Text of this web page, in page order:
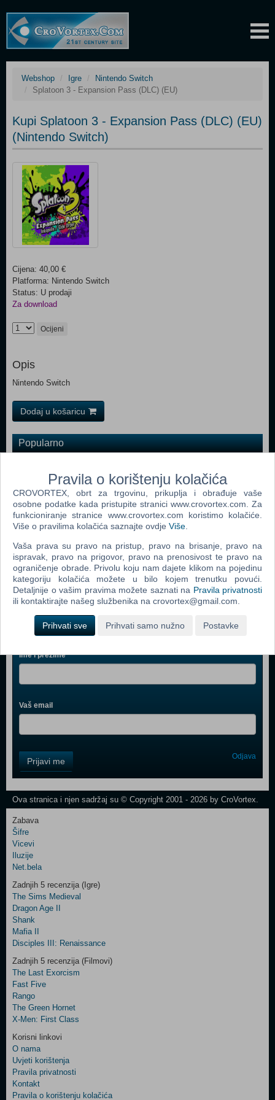
Webshop Igre
Nintendo Switch
Splatoon 3 - Expansion Pass (DLC) (EU)
Kupi Splatoon 3 - Expansion Pass (DLC) (EU)
(Nintendo Switch)
Cijena: 40,00 €
Platforma: Nintendo Switch
Status: U prodaji
Za download
Ocijeni
Opis
Nintendo Switch
Dodaj u košaricu
Popularno
Super Mario Odyssey (N) (Nintendo Switch)
Arms (N) (Nintendo Switch)
LEGO City Undercover (UK/DK) (N) (Nintendo Switch)
Mario Kart 8 Deluxe (N) (Nintendo Switch)
LEGO City Undercover (Nintendo Switch)
Webshop newsletter
Ime i prezime
Vaš email
Field
One
Newsletter
Control
Field
Two
Newsletter
Control
Field
Three
Newsletter
Prijavi me Odjava
Ova stranica i njen sadržaj su © Copyright 2001 - 2026 by CroVortex.
Zabava
Šifre
Vicevi
Iluzije
Net.bela
Zadnjih 5 recenzija (Igre)
The Sims Medieval
Dragon Age II
Shank
Mafia II
Disciples III: Renaissance
Zadnjih 5 recenzija (Filmovi)
The Last Exorcism
Fast Five
Rango
The Green Hornet
X-Men: First Class
Korisni linkovi
O nama
Uvjeti korištenja
Pravila privatnosti
Kontakt
Pravila o korištenju kolačića
Pravila o korištenju kolačića
CROVORTEX, obrt za trgovinu, prikuplja i obrađuje vaše
osobne podatke kada pristupite stranici www.crovortex.com. Za
funkcioniranje stranice www.crovortex.com koristimo kolačiće.
Više o pravilima kolačića saznajte ovdje Više
Vaša prava su pravo na pristup, pravo na brisanje, pravo na
ispravak, pravo na prigovor, pravo na prenosivost te pravo na
ograničenje obrade. Privolu koju nam dajete klikom na pojedinu
kategoriju kolačića možete u bilo kojem trenutku povući.
Detaljnije o vašim pravima možete saznati na Pravila privatnosti
ili kontaktirajte našeg službenika na crovortex@gmail.com.
Prihvati sve Prihvati samo nužno Postavke